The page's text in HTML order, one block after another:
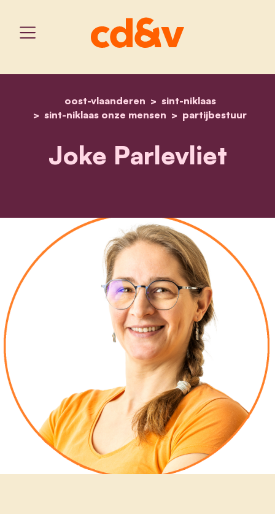
home
oost-vlaanderen
sint-niklaas
sint-niklaas onze mensen
partijbestuur
joke parlevliet
Joke Parlevliet